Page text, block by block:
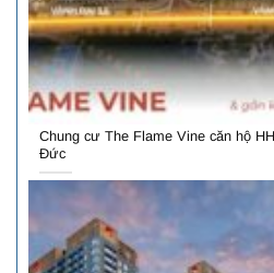
Chung cư The Flame Vine căn hộ
Đức